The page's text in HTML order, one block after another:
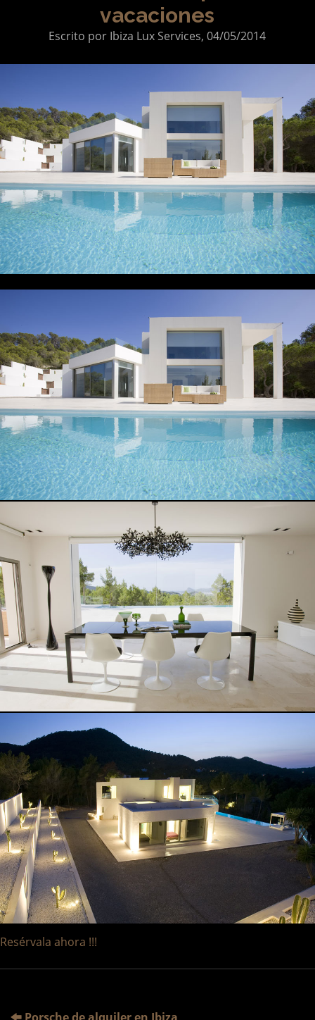
vacaciones
Escrito por Ibiza Lux Services, 04/05/2014
Resérvala ahora !!!